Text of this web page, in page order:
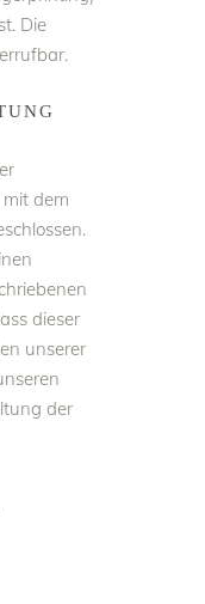
Die
dem
dieser
unserer
der